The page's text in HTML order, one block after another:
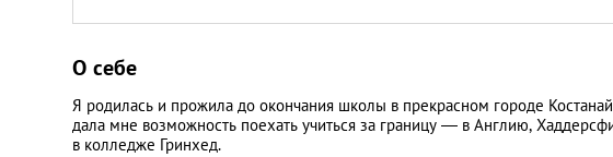
О себе
Я родилась и прожила до окончания школы в прекрасном городе
дала мне возможность поехать учиться за границу — в Англию,
в колледже Гринхед.